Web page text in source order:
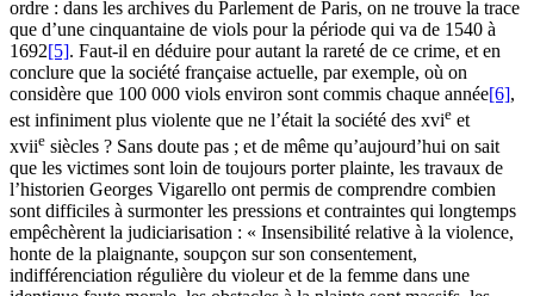
ordre : dans les archives du Parlement de Paris, on ne trouve la trace
que d’une cinquantaine de viols pour la période qui va de 1540 à
1692[5]. Faut-il en déduire pour autant la rareté de ce crime, et en
conclure que la société française actuelle, par exemple, où on
considère que 100 000 viols environ sont commis chaque année[6],
est infiniment plus violente que ne l’était la société des xvie et
xviie siècles ? Sans doute pas ; et de même qu’aujourd’hui on sait
que les victimes sont loin de toujours porter plainte, les travaux de
l’historien Georges Vigarello ont permis de comprendre combien
sont difficiles à surmonter les pressions et contraintes qui longtemps
empêchèrent la judiciarisation : « Insensibilité relative à la violence,
honte de la plaignante, soupçon sur son consentement,
indifférenciation régulière du violeur et de la femme dans une